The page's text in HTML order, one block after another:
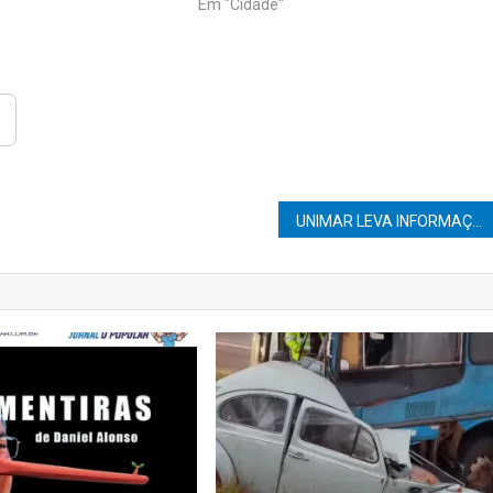
Em "Cidade"